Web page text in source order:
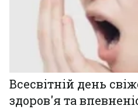
Всесвітній день
здоров'я та